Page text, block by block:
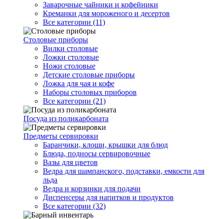
Заварочные чайники и кофейники
Креманки для мороженого и десертов
Все категории (11)
Столовые приборы
Вилки столовые
Ложки столовые
Ножи столовые
Детские столовые приборы
Ложка для чая и кофе
Наборы столовых приборов
Все категории (21)
Посуда из поликарбоната
Предметы сервировки
Баранчики, клоши, крышки для блюд
Блюда, подносы сервировочные
Вазы для цветов
Ведра для шампанского, подставки, емкости для
льда
Ведра и корзинки для подачи
Диспенсеры для напитков и продуктов
Все категории (32)